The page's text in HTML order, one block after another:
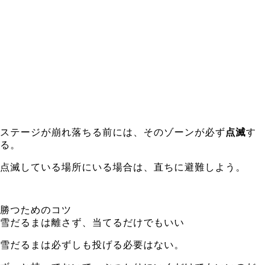
ステージが崩れ落ちる前には、そのゾーンが必ず点滅す
る。
点滅している場所にいる場合は、直ちに避難しよう。
勝つためのコツ
雪だるまは離さず、当てるだけでもいい
雪だるまは必ずしも投げる必要はない。